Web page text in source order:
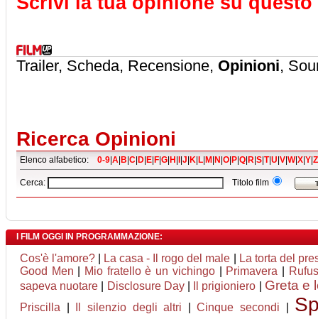
Trailer, Scheda, Recensione, Opinioni,
Ricerca Opinioni
Elenco alfabetico: 0-9|A|B|C|D|E|F|G|H|I|J|K|L|M|N|O|P|Q|R|S|T|U|V|W|X|Y|Z
Cerca: Titolo film
I FILM OGGI IN PROGRAMMAZIONE:
Cos'è l'amore? La casa - Il rogo del male
La torta del
Good Men
Mio fratello è un vichingo| Primavera
sapeva nuotare
Disclosure Day| Il prigioniero Greta e
Priscilla Il silenzio degli altri |Cinque secondi